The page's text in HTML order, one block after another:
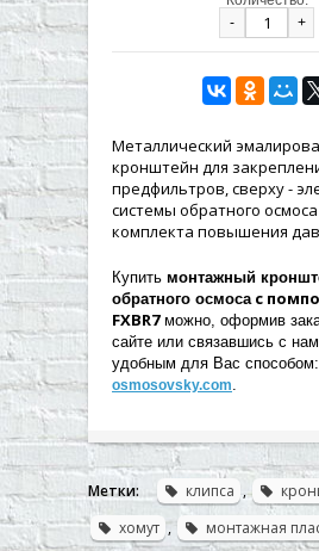
-
+
Металлический
кронштейн для
предфильтров, сверху -
системы обратного
комплекта повышения
Купить монтажный
обратного осмосас
FXBR7 можно, оформив
сайте или связавшись с
удобным для Вас способом:
osmosovsky.com
Метки: клипса ,
хомут , монтажная